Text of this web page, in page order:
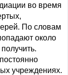
во время
По словам
около
учреждениях.